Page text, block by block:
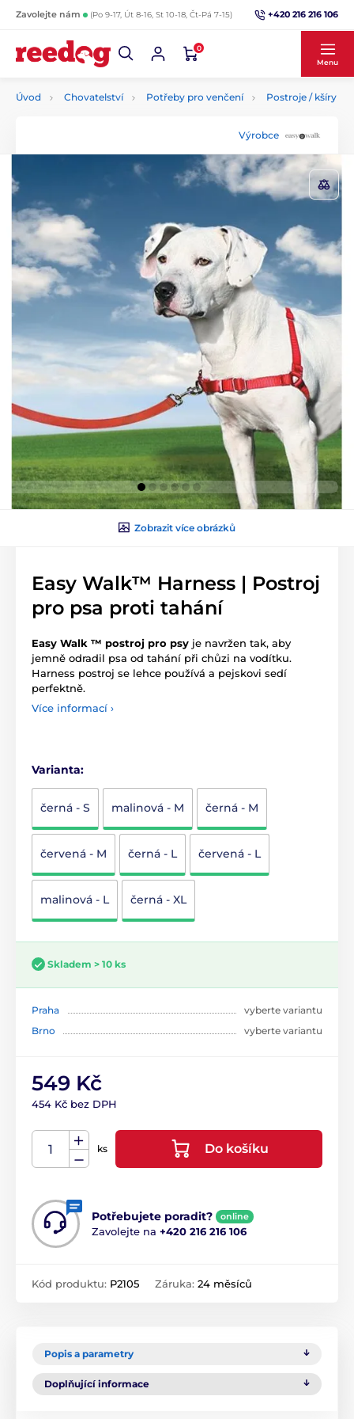
Zavolejte nám (Po 9-17, Út 8-16, St 10-18, Čt-Pá 7-15) +420 216 216 106
0
Menu
Úvod Chovatelství Potřeby pro venčení Postroje / kšíry
Výrobce
Zobrazit více obrázků
Easy Walk™ Harness | Postroj
pro psa proti tahání
Easy Walk ™ postroj pro psy je navržen tak, aby
jemně odradil psa od tahání při chůzi na vodítku.
Harness postroj se lehce používá a pejskovi sedí
perfektně.
Více informací ›
Varianta:
černá - S malinová - M černá - M
červená - M černá - L červená - L
malinová - L černá - XL
Skladem > 10 ks
Praha
vyberte variantu
Brno
vyberte variantu
549 Kč
454 Kč bez DPH
ks Do košíku
Potřebujete poradit? online
Zavolejte na +420 216 216 106
Kód produktu: P2105 Záruka: 24 měsíců
Popis a parametry
Doplňující informace